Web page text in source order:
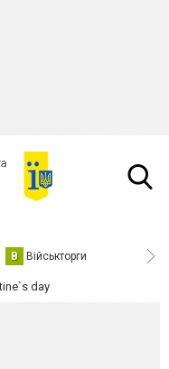
В Військторги
day